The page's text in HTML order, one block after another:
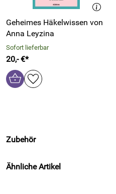
Geheimes Häkelwissen von
Anna Leyzina
Sofort lieferbar
20,- €*
Zubehör
Ähnliche Artikel